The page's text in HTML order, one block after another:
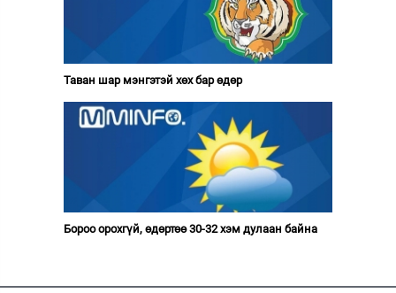
Таван шар мэнгэтэй хөх бар өдөр
Бороо орохгүй, өдөртөө 30-32 хэм дулаан байна